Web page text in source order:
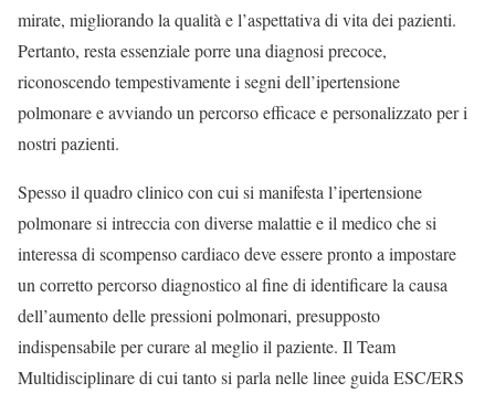
mirate, migliorando la qualità e l’aspettativa di vita dei pazienti.
Pertanto, resta essenziale porre una diagnosi precoce,
riconoscendo tempestivamente i segni dell’ipertensione
polmonare e avviando un percorso efficace e personalizzato per i
nostri pazienti.
Spesso il quadro clinico con cui si manifesta l’ipertensione
polmonare si intreccia con diverse malattie e il medico che si
interessa di scompenso cardiaco deve essere pronto a impostare
un corretto percorso diagnostico al fine di identificare la causa
dell’aumento delle pressioni polmonari, presupposto
indispensabile per curare al meglio il paziente. Il Team
Multidisciplinare di cui tanto si parla nelle linee guida ESC/ERS